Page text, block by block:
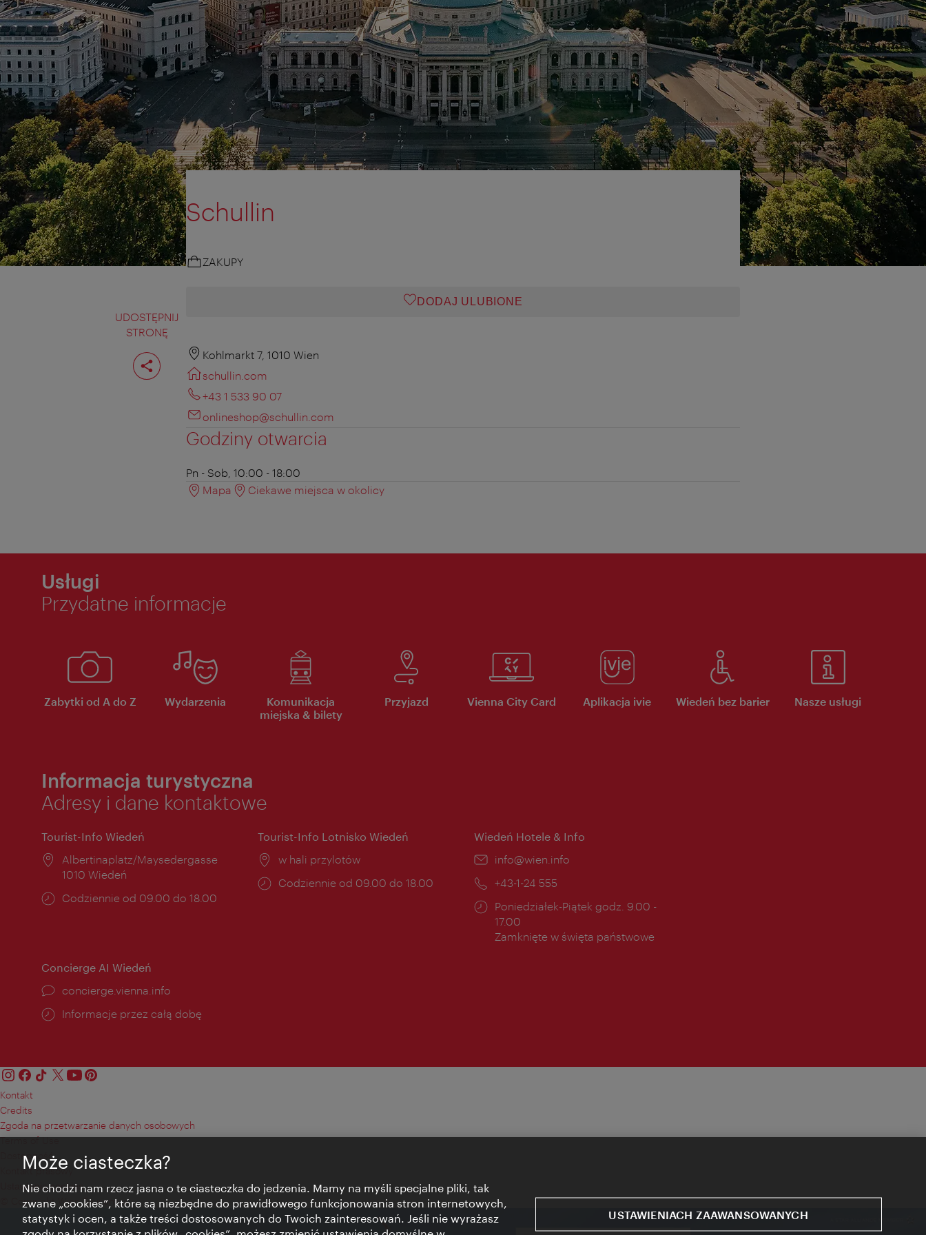
UDOSTĘPNIJ
STRONĘ
Podziel
stronę
Schullin
ZAKUPY
DODAJ ULUBIONE
Kohlmarkt 7, 1010 Wien
schullin.com
+43 1 533 90 07
onlineshop@schullin.com
Godziny otwarcia
Pn - Sob, 10:00 - 18:00
Mapa
Ciekawe miejsca w okolicy
Usługi
Przydatne informacje
Zabytki od A do Z Wydarzenia
Komunikacja
miejska & bilety
Przyjazd Vienna City Card Aplikacja ivie Wiedeń bez barier Nasze usługi
Informacja turystyczna
Adresy i dane kontaktowe
Tourist-Info Wiedeń
Miejsce:
Albertinaplatz/Maysedergasse
1010 Wiedeń
Godziny
Codziennie od 09.00 do 18.00
Tourist-Info Lotnisko Wiedeń
Miejsce:
w hali przylotów
Godziny
Codziennie od 09.00 do 18.00
Wiedeń Hotele & Info
E-
info@wien.info
Telefon:
+43-1-24 555
Godziny
otwarcia:
Poniedziałek-Piątek godz. 9.00 -
17.00
Zamknięte w święta państwowe
Concierge AI Wiedeń
concierge.vienna.info
Informacje przez całą dobę
Kontakt
Credits
Zgoda na przetwarzanie danych osobowych
Terms of Use
Dostępność
Kontakt prasowy
Ustawienia cookies
© Copyright Wien Tourismus
Może ciasteczka?
Nie chodzi nam rzecz jasna o te ciasteczka do jedzenia. Mamy na myśli specjalne pliki, tak
zwane „cookies”, które są niezbędne do prawidłowego funkcjonowania stron internetowych,
statystyk i ocen, a także treści dostosowanych do Twoich zainteresowań. Jeśli nie wyrażasz
USTAWIENIACH ZAAWANSOWANYCH